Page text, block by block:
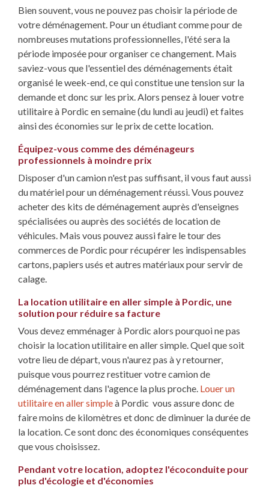
Bien souvent, vous ne pouvez pas choisir la période de
votre déménagement. Pour un étudiant comme pour de
nombreuses mutations professionnelles, l'été sera la
période imposée pour organiser ce changement. Mais
saviez-vous que l'essentiel des déménagements était
organisé le week-end, ce qui constitue une tension sur la
demande et donc sur les prix. Alors pensez à louer votre
utilitaire à Pordic en semaine (du lundi au jeudi) et faites
ainsi des économies sur le prix de cette location.
Équipez-vous comme des déménageurs
professionnels à moindre prix
Disposer d'un camion n'est pas suffisant, il vous faut aussi
du matériel pour un déménagement réussi. Vous pouvez
acheter des kits de déménagement auprès d'enseignes
spécialisées ou auprès des sociétés de location de
véhicules. Mais vous pouvez aussi faire le tour des
commerces de Pordic pour récupérer les indispensables
cartons, papiers usés et autres matériaux pour servir de
calage.
La location utilitaire en aller simple à Pordic, une
solution pour réduire sa facture
Vous devez emménager à Pordic alors pourquoi ne pas
choisir la location utilitaire en aller simple. Quel que soit
votre lieu de départ, vous n'aurez pas à y retourner,
puisque vous pourrez restituer votre camion de
déménagement dans l'agence la plus proche. Louer un
utilitaire en aller simpleà Pordic vous assure donc de
faire moins de kilomètres et donc de diminuer la durée de
la location. Ce sont donc des économiques conséquentes
que vous choisissez.
Pendant votre location, adoptez l'écoconduite pour
plus d'écologie et d'économies